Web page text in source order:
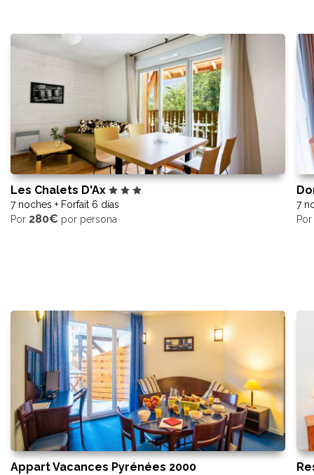
Les Chalets D'Ax
7 noches + Forfait 6 días
Por 280€ por persona
7
Por
Appart Vacances Pyrénées 2000